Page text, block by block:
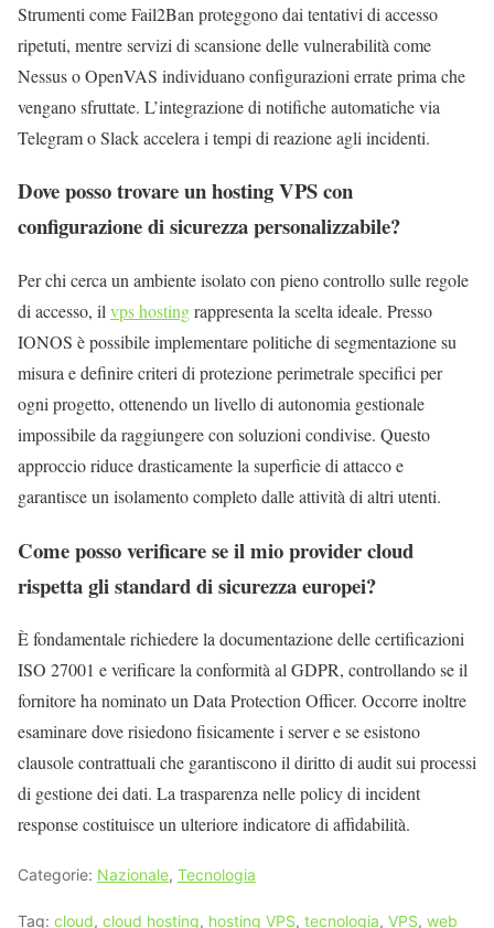
Strumenti come Fail2Ban proteggono dai tentativi di accesso
ripetuti, mentre servizi di scansione delle vulnerabilità come
Nessus o OpenVAS individuano configurazioni errate prima che
vengano sfruttate. L’integrazione di notifiche automatiche via
Telegram o Slack accelera i tempi di reazione agli incidenti.
Dove posso trovare un hosting VPS con
configurazione di sicurezza personalizzabile?
Per chi cerca un ambiente isolato con pieno controllo sulle regole
di accesso, il vps hostingrappresenta la scelta ideale. Presso
IONOS è possibile implementare politiche di segmentazione su
misura e definire criteri di protezione perimetrale specifici per
ogni progetto, ottenendo un livello di autonomia gestionale
impossibile da raggiungere con soluzioni condivise. Questo
approccio riduce drasticamente la superficie di attacco e
garantisce un isolamento completo dalle attività di altri utenti.
Come posso verificare se il mio provider cloud
rispetta gli standard di sicurezza europei?
È fondamentale richiedere la documentazione delle certificazioni
ISO 27001 e verificare la conformità al GDPR, controllando se il
fornitore ha nominato un Data Protection Officer. Occorre inoltre
esaminare dove risiedono fisicamente i server e se esistono
clausole contrattuali che garantiscono il diritto di audit sui processi
di gestione dei dati. La trasparenza nelle policy di incident
response costituisce un ulteriore indicatore di affidabilità.
Categorie: Nazionale, Tecnologia
Tag: cloud, cloud hosting, hosting VPS, tecnologia, VPS, web